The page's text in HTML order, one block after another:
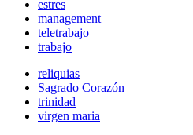
estres
management
teletrabajo
trabajo
reliquias
Sagrado Corazón
trinidad
virgen maria